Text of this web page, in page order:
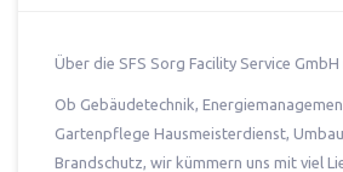
Über die SFS Sorg Facility Service
Ob Gebäudetechnik,
Gartenpflege Hausmeisterdienst,
Brandschutz, wir kümmern uns mit viel